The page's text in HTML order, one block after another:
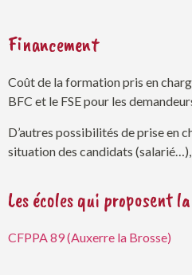
Financement
Coût de la formation pris en
BFC et le FSE pour les
D’autres possibilités de prise en
situation des candidats
Les écoles qui proposent
CFPPA 89 (Auxerre la Brosse)